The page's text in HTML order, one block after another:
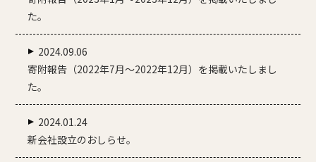
た。
2024.09.06
寄附報告（2022年7月～2022年12月）を掲載いたしまし
た。
2024.01.24
新会社設立のおしらせ。